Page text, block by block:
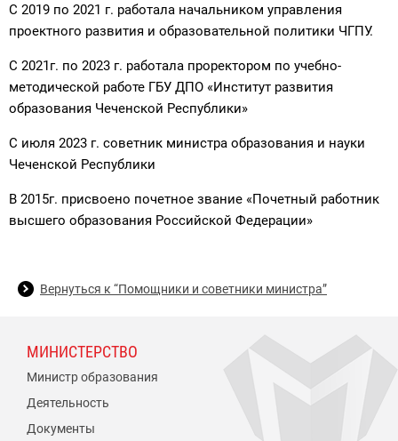
С 2019 по 2021 г. работала начальником управления
проектного развития и образовательной политики ЧГПУ.
С 2021г. по 2023 г. работала проректором по учебно-
методической работе ГБУ ДПО «Институт развития
образования Чеченской Республики»
С июля 2023 г. советник министра образования и науки
Чеченской Республики
В 2015г. присвоено почетное звание «Почетный работник
высшего образования Российской Федерации»
Вернуться к “Помощники и советники министра”
МИНИСТЕРСТВО
Министр образования
Деятельность
Документы